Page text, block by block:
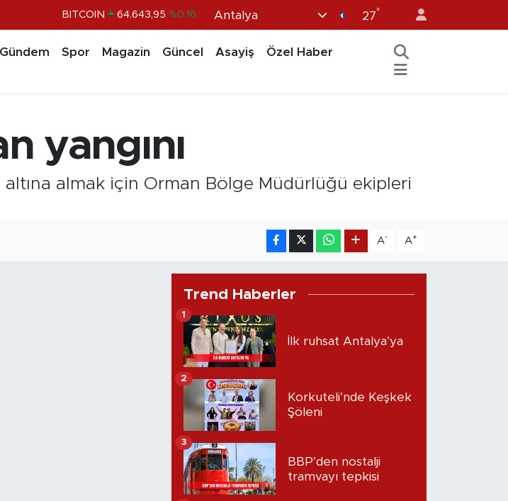
BITCOIN 64.643,95 %0.16
BİST100 13.799 %70
Antalya 27°
Gündem Spor Magazin Güncel Asayiş
Özel Haber
yangını
altına almak için Orman Bölge Müdürlüğü ekipleri
A- A+
Trend Haberler
İlk ruhsat Antalya’ya
1
Korkuteli’nde Keşkek
Şöleni
2
BBP’den nostalji
tramvayı tepkisi
3